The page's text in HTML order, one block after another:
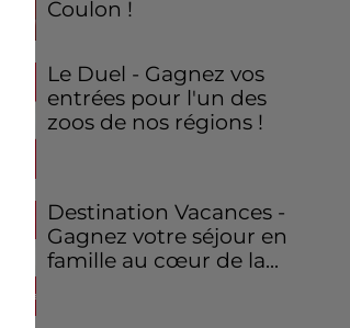
Coulon !
Le Duel - Gagnez vos
entrées pour l'un des
zoos de nos régions !
Destination Vacances -
Gagnez votre séjour en
famille au cœur de la...